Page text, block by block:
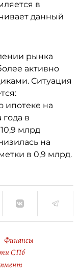
в
данный
рынка
активно
Ситуация
ипотеке на
года в
млрд
на
в 0,9 млрд.
Финансы
СПб